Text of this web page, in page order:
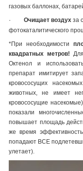
газовых баллонах,
· Очищает воздух за
фотокаталитического
*При необходимости
квадратных метров!
Октенол и
препарат имитирует
кровососущих
животных, не имеет
кровососущие
показали
повышает площадь
же время
попадают ВСЕ
улетает).